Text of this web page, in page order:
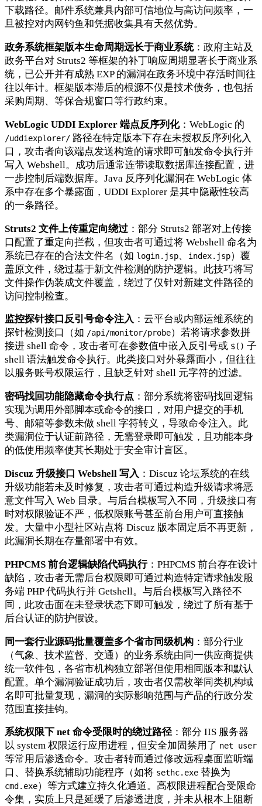
下载路径。邮件系统兼具内部可信地位与高访问频率，一
旦被控对内网钓鱼和凭据收集具有天然优势。
政务系统框架版本生命周期远长于商业系统：政府主站及
政务平台对 Struts2 等框架的补丁响应周期显著长于商业系
统，已公开并有成熟 EXP 的漏洞在政务环境中存活时间往
往以年计。框架版本滞后的根源不仅是技术债务，也包括
采购周期、等保合规窗口等行政约束。
WebLogic UDDI Explorer 端点反序列化：WebLogic 的
/uddiexplorer/ 路径在特定版本下存在未授权反序列化入
口，攻击者向该端点发送构造的请求即可触发命令执行并
写入 Webshell。成功后通常连带读取数据库连接配置，进
一步控制后端数据库。Java 反序列化漏洞在 WebLogic 体
系中存在多个暴露面，UDDI Explorer 是其中隐蔽性较高
的一条路径。
Struts2 文件上传重定向绕过 ：部分 Struts2 部署对上传接
口配置了重定向拦截，但攻击者可通过将 Webshell 命名为
系统已存在的合法文件名（如 login.jsp、 index.jsp）覆
盖原文件，绕过基于新文件检测的防护逻辑。此技巧将写
文件操作伪装成文件覆盖，绕过了仅针对新建文件路径的
访问控制检查。
监控探针接口反引号命令注入 ：云平台或内部运维系统的
探针检测接口（如 /api/monitor/probe）若将请求参数拼
接进 shell 命令，攻击者可在参数值中嵌入反引号或 $() 子
shell 语法触发命令执行。此类接口对外暴露面小，但往往
以服务账号权限运行，且缺乏针对 shell 元字符的过滤。
密码找回功能隐藏命令执行点 ：部分系统将密码找回逻辑
实现为调用外部脚本或命令的接口，对用户提交的手机
号、邮箱等参数未做 shell 字符转义，导致命令注入。此
类漏洞位于认证前路径，无需登录即可触发，且功能本身
的低使用频率使其长期处于安全审计盲区。
Discuz 升级接口 Webshell 写入 ：Discuz 论坛系统的在线
升级功能若未及时修复，攻击者可通过构造升级请求将恶
意文件写入 Web 目录。与后台模板写入不同，升级接口有
时对权限验证不严，低权限账号甚至前台用户可直接触
发。大量中小型社区站点将 Discuz 版本固定后不再更新，
此漏洞长期在存量部署中有效。
PHPCMS 前台逻辑缺陷代码执行：PHPCMS 前台存在设计
缺陷，攻击者无需后台权限即可通过构造特定请求触发服
务端 PHP 代码执行并 Getshell。与后台模板写入路径不
同，此攻击面在未登录状态下即可触发，绕过了所有基于
后台认证的防护假设。
同一套行业源码批量覆盖多个省市同级机构 ：部分行业
（气象、技术监督、交通）的业务系统由同一供应商提供
统一软件包，各省市机构独立部署但使用相同版本和默认
配置。单个漏洞验证成功后，攻击者仅需枚举同类机构域
名即可批量复现，漏洞的实际影响范围与产品的行政分发
范围直接挂钩。
系统权限下 net 命令受限时的绕过路径：部分 IIS 服务器
以 system 权限运行应用进程，但安全加固禁用了 net user
等常用后渗透命令。攻击者转而通过修改远程桌面监听端
口、替换系统辅助功能程序（如将 sethc.exe 替换为
cmd.exe）等方式建立持久化通道。高权限进程配合受限命
令集，实质上只是延缓了后渗透进度，并未从根本上阻断